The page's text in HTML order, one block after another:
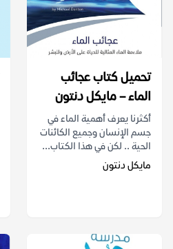
تحميل كتاب عجائب
الماء – مايكل دنتون
أكثرنا يعرف أهمية الماء في
جسم الإنسان وجميع الكائنات
الحية .. لكن في هذا الكتاب...
مايكل دنتون